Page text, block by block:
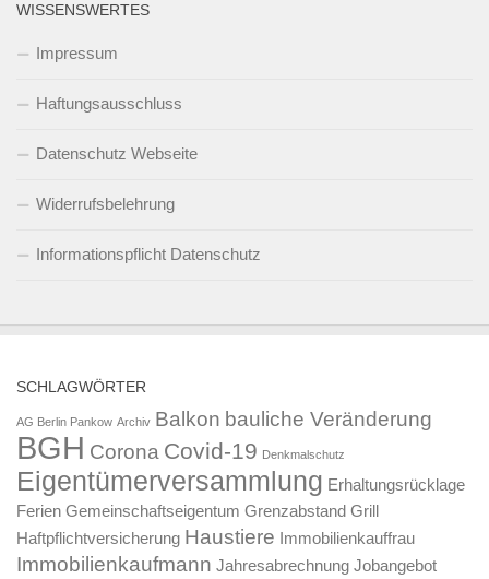
WISSENSWERTES
Impressum
Haftungsausschluss
Datenschutz Webseite
Widerrufsbelehrung
Informationspflicht Datenschutz
SCHLAGWÖRTER
AG Berlin Pankow Archiv Balkon bauliche Veränderung
BGH Corona Covid-19 Denkmalschutz
Eigentümerversammlung Erhaltungsrücklage
Ferien Gemeinschaftseigentum Grenzabstand Grill
Haftpflichtversicherung Haustiere Immobilienkauffrau
Immobilienkaufmann Jahresabrechnung Jobangebot